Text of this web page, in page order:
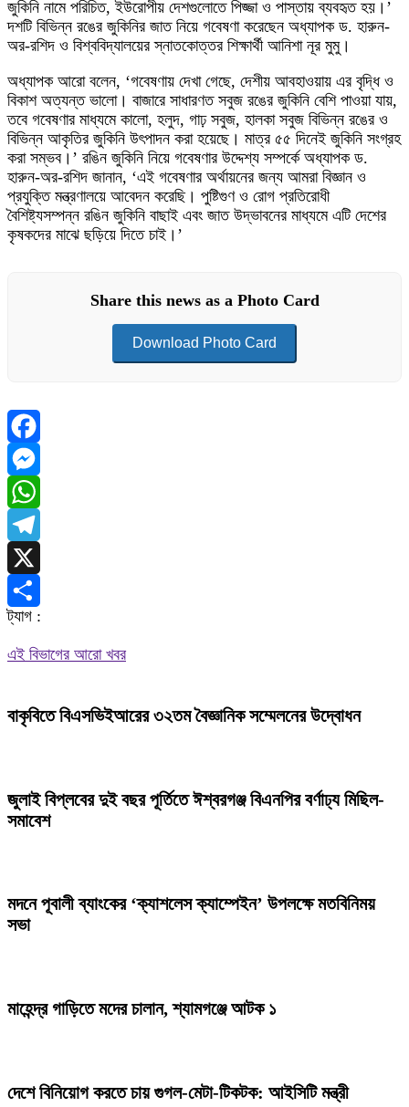
জুকিনি নামে পরিচিত, ইউরোপীয় দেশগুলোতে পিজ্জা ও পাস্তায় ব্যবহৃত হয়।’
দশটি বিভিন্ন রঙের জুকিনির জাত নিয়ে গবেষণা করেছেন অধ্যাপক ড. হারুন-
অর-রশিদ ও বিশ্ববিদ্যালয়ের স্নাতকোত্তর শিক্ষার্থী আনিশা নূর মুমু।
অধ্যাপক আরো বলেন, ‘গবেষণায় দেখা গেছে, দেশীয় আবহাওয়ায় এর বৃদ্ধি ও
বিকাশ অত্যন্ত ভালো। বাজারে সাধারণত সবুজ রঙের জুকিনি বেশি পাওয়া যায়,
তবে গবেষণার মাধ্যমে কালো, হলুদ, গাঢ় সবুজ, হালকা সবুজ বিভিন্ন রঙের ও
বিভিন্ন আকৃতির জুকিনি উৎপাদন করা হয়েছে। মাত্র ৫৫ দিনেই জুকিনি সংগ্রহ
করা সম্ভব।’ রঙিন জুকিনি নিয়ে গবেষণার উদ্দেশ্য সম্পর্কে অধ্যাপক ড.
হারুন-অর-রশিদ জানান, ‘এই গবেষণার অর্থায়নের জন্য আমরা বিজ্ঞান ও
প্রযুক্তি মন্ত্রণালয়ে আবেদন করেছি। পুষ্টিগুণ ও রোগ প্রতিরোধী
বৈশিষ্ট্যসম্পন্ন রঙিন জুকিনি বাছাই এবং জাত উদ্ভাবনের মাধ্যমে এটি দেশের
কৃষকদের মাঝে ছড়িয়ে দিতে চাই।’
Share this news as a Photo Card
Download Photo Card
Facebook
Messenger
WhatsApp
Telegram
X
Share
ট্যাগ :
এই বিভাগের আরো খবর
বাকৃবিতে বিএসভিইআরের ৩২তম বৈজ্ঞানিক সম্মেলনের উদ্বোধন
জুলাই বিপ্লবের দুই বছর পূর্তিতে ঈশ্বরগঞ্জ বিএনপির বর্ণাঢ্য মিছিল-
সমাবেশ
মদনে পূবালী ব্যাংকের ‘ক্যাশলেস ক্যাম্পেইন’ উপলক্ষে মতবিনিময়
সভা
মাহেন্দ্র গাড়িতে মদের চালান, শ্যামগঞ্জে আটক ১
দেশে বিনিয়োগ করতে চায় গুগল-মেটা-টিকটক: আইসিটি মন্ত্রী